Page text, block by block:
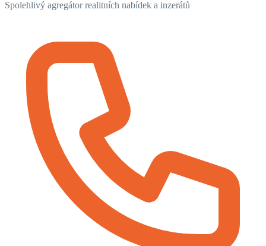
Spolehlivý agregátor realitních nabídek a inzerátů